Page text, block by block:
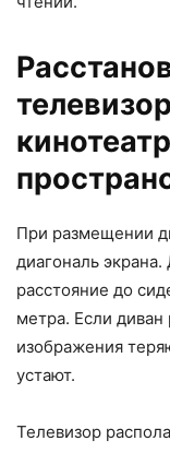
При размещении
диагональ
расстояние до
метра. Если
изображения
устают.
Телевизор